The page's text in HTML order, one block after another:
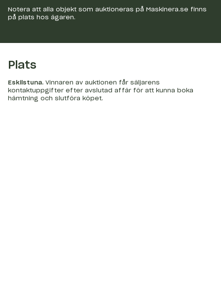
Notera att alla objekt som auktioneras på Maskinera.se finns
på plats hos ägaren.
Plats
Eskilstuna. Vinnaren av auktionen får säljarens
kontaktuppgifter efter avslutad affär för att kunna boka
hämtning och slutföra köpet.